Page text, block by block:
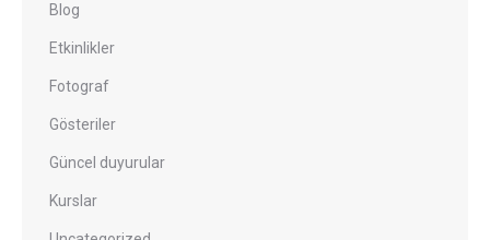
Blog
Etkinlikler
Fotograf
Gösteriler
Güncel duyurular
Kurslar